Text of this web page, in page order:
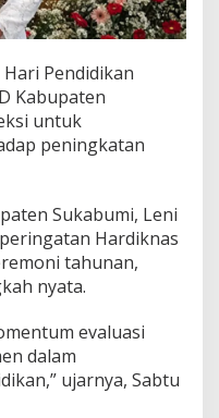
Pendidikan
Kabupaten
untuk
peningkatan
Sukabumi, Leni
Hardiknas
tahunan,
nyata.
evaluasi
dalam
ujarnya, Sabtu